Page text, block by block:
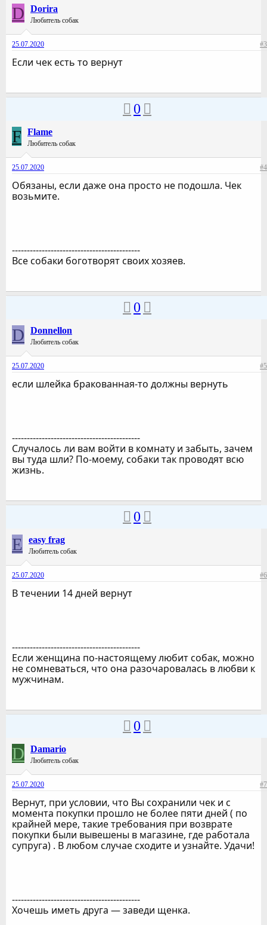
D Dorira
Любитель собак
25.07.2020 #3
Если чек есть то вернут
0
F Flame
Любитель собак
25.07.2020 #4
Обязаны, если даже она просто не подошла. Чек
возьмите.
-------------------------------------------
Все собаки боготворят своих хозяев.
0
D Donnellon
Любитель собак
25.07.2020 #5
если шлейка бракованная-то должны вернуть
-------------------------------------------
Случалось ли вам войти в комнату и забыть, зачем
вы туда шли? По-моему, собаки так проводят всю
жизнь.
0
E easy frag
Любитель собак
25.07.2020 #6
В течении 14 дней вернут
-------------------------------------------
Если женщина по-настоящему любит собак, можно
не сомневаться, что она разочаровалась в любви к
мужчинам.
0
D Damario
Любитель собак
25.07.2020 #7
Вернут, при условии, что Вы сохранили чек и с
момента покупки прошло не более пяти дней ( по
крайней мере, такие требования при возврате
покупки были вывешены в магазине, где работала
супруга) . В любом случае сходите и узнайте. Удачи!
-------------------------------------------
Хочешь иметь друга — заведи щенка.